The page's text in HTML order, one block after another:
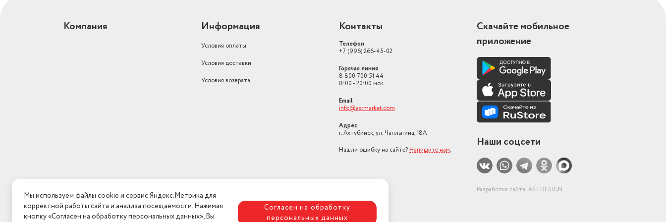
Компания Информация
Условия оплаты
Условия доставки
Условия возврата
Контакты
Телефон
+7 (996) 266-45-02
Горячая линия
8 800 700 51 44
8:00 - 20:00 мск
Email
info@astmarket.com
Адрес
г. Ахтубинск, ул. Чаплыгина, 18А
Нашли ошибку на сайте? Напишите нам.
Скачайте мобильное
приложение
Наши соцсети
Разработка сайта ASTDESIGN
Мы используем файлы cookie и сервис Яндекс.Метрика для
корректной работы сайта и анализа посещаемости. Нажимая
кнопку «Согласен на обработку персональных данных», Вы
Согласен на обработку
персональных данных